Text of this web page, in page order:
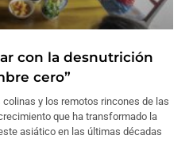
con la desnutrición
cero”
colinas y los remotos rincones de las
que ha transformado la
asiático en las últimas décadas